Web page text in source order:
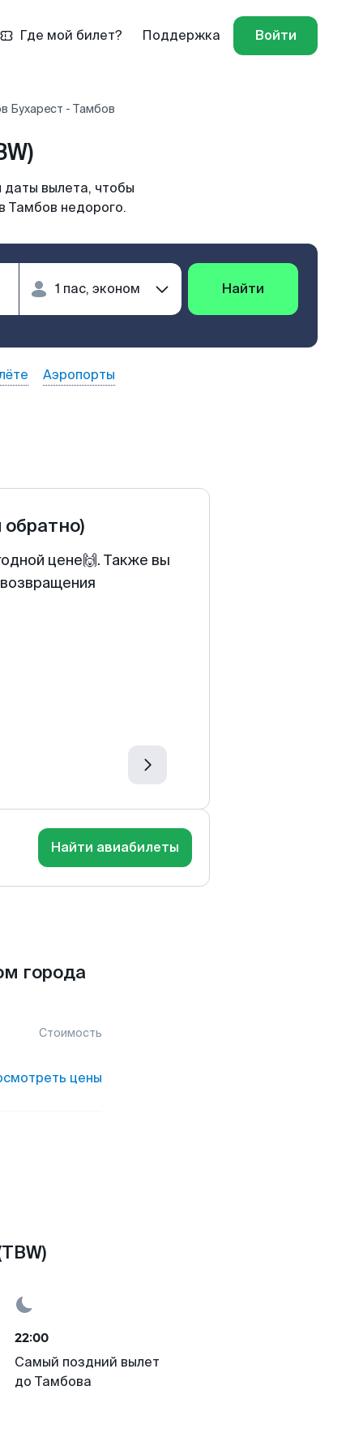
Где мой билет? Поддержка Войти
Бухарест - Тамбов
вылета, чтобы
Тамбов недорого.
Найти
Аэропорты
обратно)
цене🙌. Также вы
Найти авиабилеты
города
Стоимость
цены
22:00
Самый поздний вылет
до Тамбова